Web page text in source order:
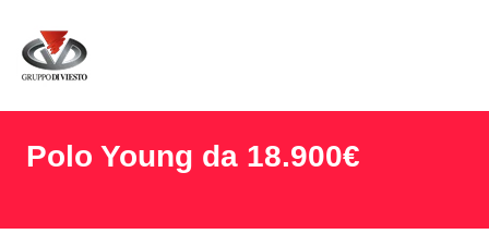
Polo Young da 18.900€